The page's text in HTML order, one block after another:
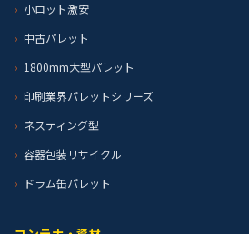
小ロット激安
中古パレット
1800mm大型パレット
印刷業界パレットシリーズ
ネスティング型
容器包装リサイクル
ドラム缶パレット